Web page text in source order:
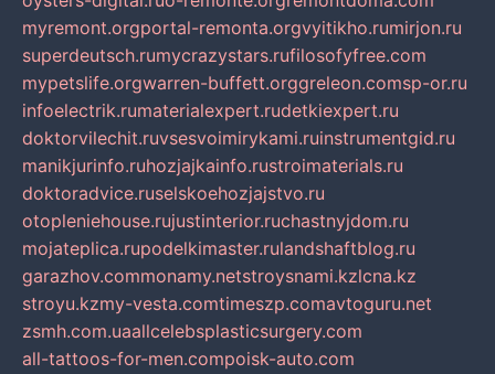
myremont.orgportal-remonta.orgvyitikho.rumirjon.ru
superdeutsch.rumycrazystars.rufilosofyfree.com
mypetslife.orgwarren-buffett.orggreleon.comsp-or.ru
infoelectrik.rumaterialexpert.rudetkiexpert.ru
doktorvilechit.ruvsesvoimirykami.ruinstrumentgid.ru
manikjurinfo.ruhozjajkainfo.rustroimaterials.ru
doktoradvice.ruselskoehozjajstvo.ru
otopleniehouse.rujustinterior.ruchastnyjdom.ru
mojateplica.rupodelkimaster.rulandshaftblog.ru
garazhov.commonamy.netstroysnami.kzlcna.kz
stroyu.kzmy-vesta.comtimeszp.comavtoguru.net
zsmh.com.uaallcelebsplasticsurgery.com
all-tattoos-for-men.compoisk-auto.com